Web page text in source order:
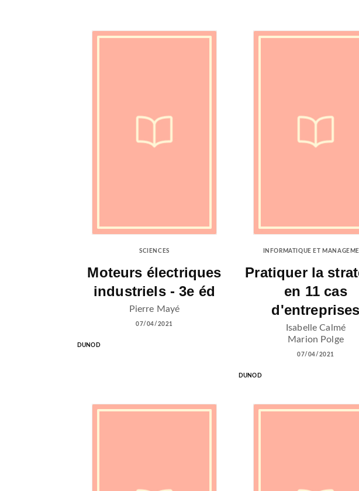
SCIENCES
Moteurs électriques
industriels - 3e éd
Pierre Mayé
07/04/2021
DUNOD
INFORMATIQUE ET
Pratiquer la
en 11 cas
d'entreprises
Isabelle Calmé
Marion Polge
07/04/2021
DUNOD